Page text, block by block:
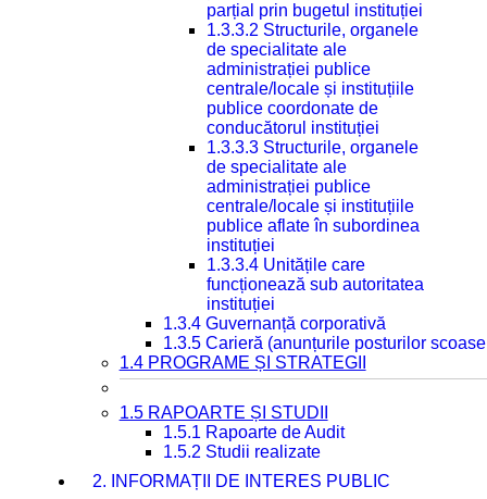
parțial prin bugetul instituției
1.3.3.2 Structurile, organele
de specialitate ale
administrației publice
centrale/locale și instituțiile
publice coordonate de
conducătorul instituției
1.3.3.3 Structurile, organele
de specialitate ale
administrației publice
centrale/locale și instituțiile
publice aflate în subordinea
instituției
1.3.3.4 Unitățile care
funcționează sub autoritatea
instituției
1.3.4 Guvernanță corporativă
1.3.5 Carieră (anunțurile posturilor
1.4 PROGRAME ȘI STRATEGII
1.5 RAPOARTE ȘI STUDII
1.5.1 Rapoarte de Audit
1.5.2 Studii realizate
2. INFORMAȚII DE INTERES PUBLIC